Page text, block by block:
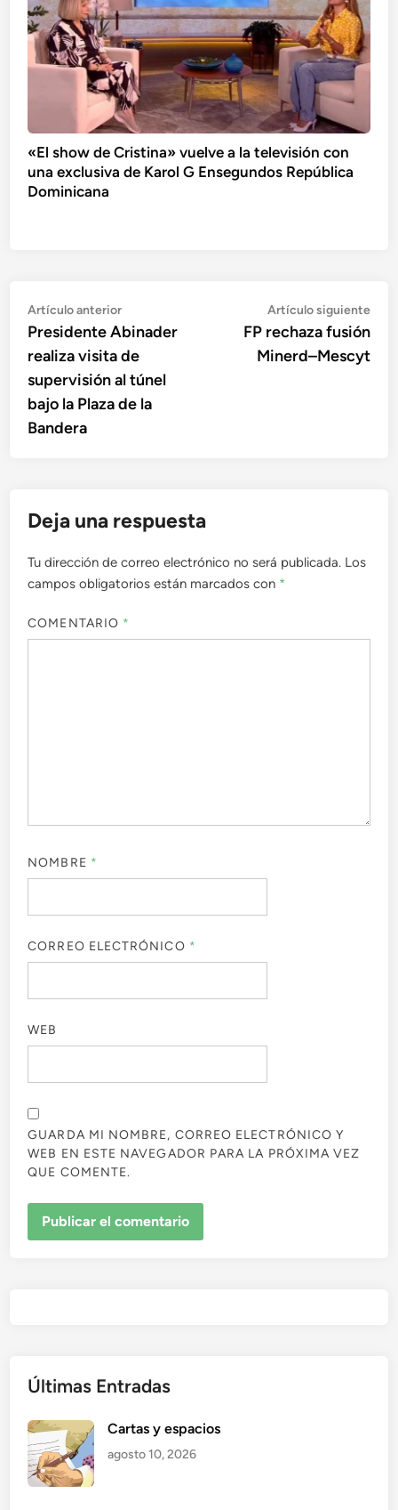
«El show de Cristina» vuelve a la televisión con
una exclusiva de Karol G Ensegundos República
Dominicana
Navegación
de
entradas
Artículo anteriorArtículo
anterior:
Presidente Abinader
realiza visita de
supervisión al túnel
bajo la Plaza de la
Bandera
Artículo siguiente
FP rechaza fusión
Minerd–Mescyt
Deja una respuesta
Tu dirección de correo electrónico no será publicada. Los
campos obligatorios están marcados con *
COMENTARIO *
NOMBRE *
CORREO ELECTRÓNICO *
WEB
GUARDA MI NOMBRE, CORREO ELECTRÓNICO Y
WEB EN ESTE NAVEGADOR PARA LA PRÓXIMA VEZ
QUE COMENTE.
Últimas Entradas
Cartas y espacios
agosto 10, 2026